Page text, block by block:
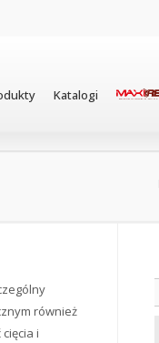
Katalogi
również
i